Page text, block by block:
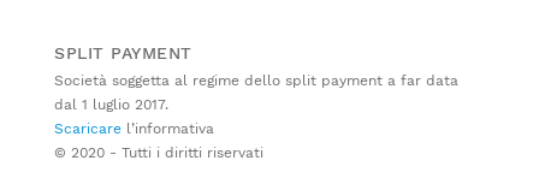
SPLIT PAYMENT
Società soggetta al regime dello split payment a far data
dal 1 luglio 2017.
Scaricare l’informativa
© 2020 - Tutti i diritti riservati